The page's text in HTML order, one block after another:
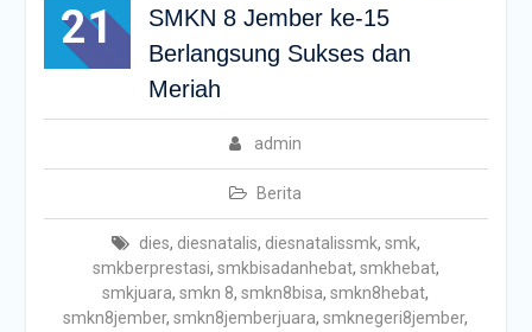
21
SMKN 8 Jember ke-15
Berlangsung Sukses dan
Meriah
admin
Berita
dies, diesnatalis, diesnatalissmk, smk,
smkberprestasi, smkbisadanhebat, smkhebat,
smkjuara,smkn 8,smkn8bisa,smkn8hebat,
smkn8jember,smkn8jemberjuara,smknegeri8jember,